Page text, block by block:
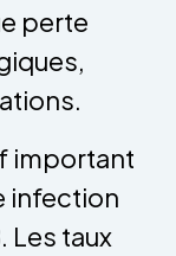
perte
important
infection
Les taux